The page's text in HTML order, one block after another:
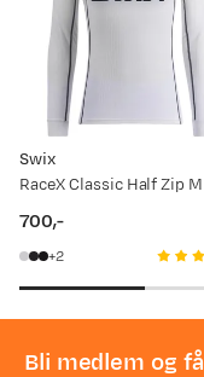
Swix
price
700,-
2
Bli medlem og